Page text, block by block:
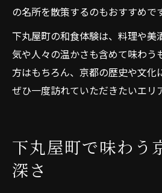
の名所を散策するのもおすすめです
下丸屋町の和食体験は、料理や美
気や人々の温かさも含めて味わう
方はもちろん、京都の歴史や文化
ぜひ一度訪れていただきたいエリ
下丸屋町で味わう
深さ